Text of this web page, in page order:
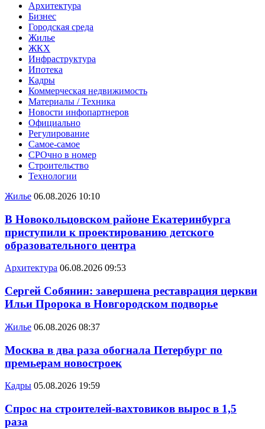
Архитектура
Бизнес
Городская среда
Жилье
ЖКХ
Инфраструктура
Ипотека
Кадры
Коммерческая недвижимость
Материалы / Техника
Новости инфопартнеров
Официально
Регулирование
Самое-самое
СРОчно в номер
Строительство
Технологии
Жилье 06.08.2026 10:10
В Новокольцовском районе Екатеринбурга
приступили к проектированию детского
образовательного центра
Архитектура 06.08.2026 09:53
Сергей Собянин: завершена реставрация церкви
Ильи Пророка в Новгородском подворье
Жилье 06.08.2026 08:37
Москва в два раза обогнала Петербург по
премьерам новостроек
Кадры 05.08.2026 19:59
Спрос на строителей-вахтовиков вырос в 1,5
раза